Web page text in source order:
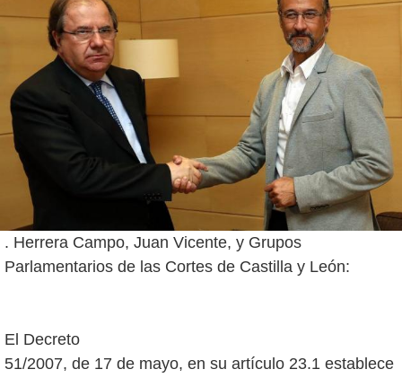
. Herrera Campo, Juan Vicente, y Grupos
El Decreto
51/2007, de 17 de mayo, en su artículo 23.1 establece